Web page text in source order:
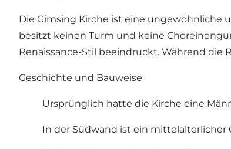
Die Gimsing Kirche ist eine ungewöhnliche
besitzt keinen Turm und keine
Renaissance-Stil beeindruckt. Während die
Geschichte und Bauweise
Ursprünglich hatte die Kirche eine
In der Südwand ist ein mittelalterlicher